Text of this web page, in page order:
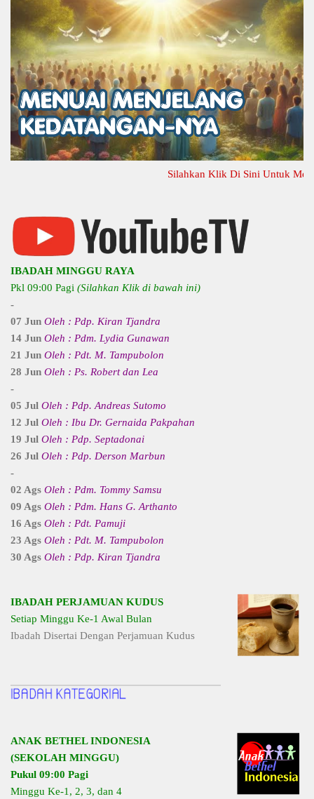
Silahkan Klik Di Sini Untuk Melihat
IBADAH MINGGU RAYA
Pkl 09:00 Pagi (Silahkan Klik di bawah ini)
-
07 Jun Oleh : Pdp. Kiran Tjandra
14 Jun Oleh : Pdm. Lydia Gunawan
21 Jun Oleh : Pdt. M. Tampubolon
28 Jun Oleh : Ps. Robert dan Lea
-
05 Jul Oleh : Pdp. Andreas Sutomo
12 Jul Oleh : Ibu Dr. Gernaida Pakpahan
19 Jul Oleh : Pdp. Septadonai
26 Jul Oleh : Pdp. Derson Marbun
-
02 Ags Oleh : Pdm. Tommy Samsu
09 Ags Oleh : Pdm. Hans G. Arthanto
16 Ags Oleh : Pdt. Pamuji
23 Ags Oleh : Pdt. M. Tampubolon
30 Ags Oleh : Pdp. Kiran Tjandra
IBADAH PERJAMUAN KUDUS
Setiap Minggu Ke-1 Awal Bulan
Ibadah Disertai Dengan Perjamuan Kudus
ANAK BETHEL INDONESIA
(SEKOLAH MINGGU)
Pukul 09:00 Pagi
Minggu Ke-1, 2, 3, dan 4